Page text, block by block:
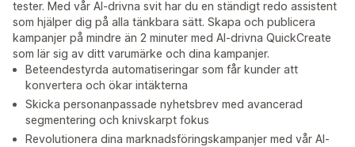
tester. Med vår AI-drivna svit har du en ständigt redo assistent
som hjälper dig på alla tänkbara sätt. Skapa och publicera
kampanjer på mindre än 2 minuter med AI-drivna QuickCreate
som lär sig av ditt varumärke och dina kampanjer.
Beteendestyrda automatiseringar som får kunder att
konvertera och ökar intäkterna
Skicka personanpassade nyhetsbrev med avancerad
segmentering och knivskarpt fokus
Revolutionera dina marknadsföringskampanjer med vår AI-